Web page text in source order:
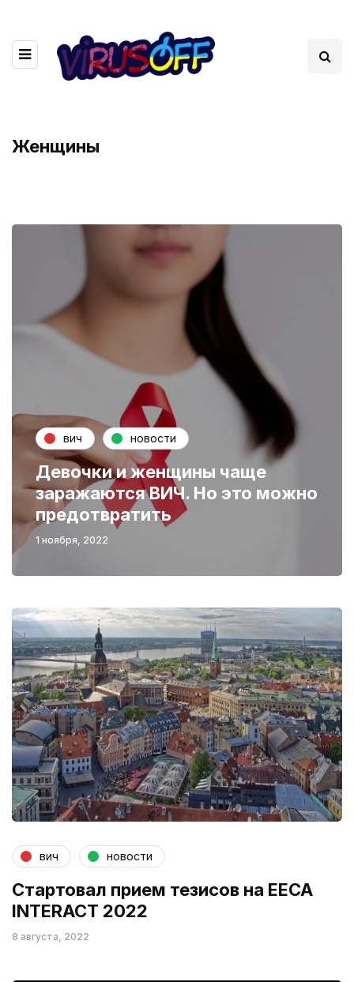
Женщины
вич новости
Девочки и женщины чаще
заражаются ВИЧ. Но это можно
предотвратить
1 ноября, 2022
вич новости
Стартовал прием тезисов на EECA
INTERACT 2022
8 августа, 2022